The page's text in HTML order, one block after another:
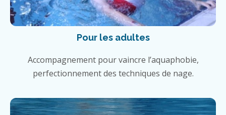
Pour les adultes
Accompagnement pour vaincre l’aquaphobie,
perfectionnement des techniques de nage.